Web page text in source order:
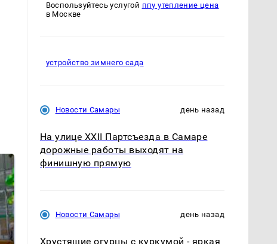
Воспользуйтесь услугой ппу утепление цена
в Москве
устройство зимнего сада
Новости Самары день назад
На улице XXII Партсъезда в Самаре
дорожные работы выходят на
финишную прямую
Новости Самары день назад
Хрустящие огурцы с куркумой - яркая